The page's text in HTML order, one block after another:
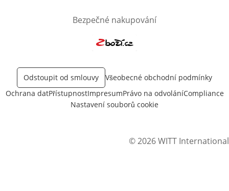
Bezpečné nakupování
Odstoupit od smlouvy
Všeobecné obchodní podmínky
Ochrana datPřístupnostImpresumPrávo na odvoláníCompliance
Nastavení souborů cookie
© 2026 WITT International